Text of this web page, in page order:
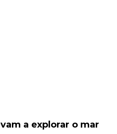
a explorar o mar